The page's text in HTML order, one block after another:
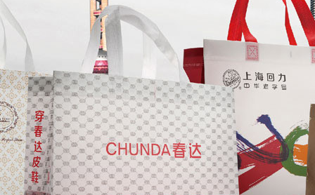
无纺布制袋机为什么受到市场欢迎 2019-11-16